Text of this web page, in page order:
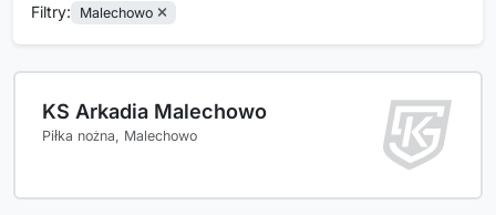
Filtry: Malechowo
KS Arkadia Malechowo
Piłka nożna, Malechowo